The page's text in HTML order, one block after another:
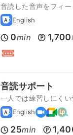
音読した音声をフィー
English
0min 1,700
音読サポート
一人では練習しにく
English
25min